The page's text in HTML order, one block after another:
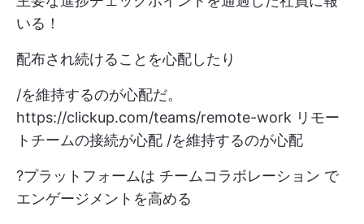
いる！
配布され続けることを心配したり
/を維持するのが心配だ。
https://clickup.com/teams/remote-work リモー
トチームの接続が心配 /を維持するのが心配
?プラットフォームは チームコラボレーション で
エンゲージメントを高める